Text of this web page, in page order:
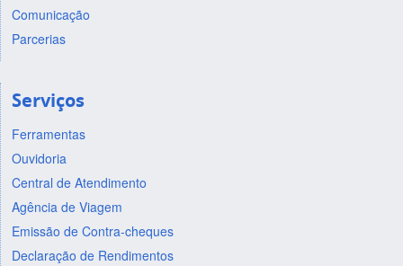
Comunicação
Parcerias
Serviços
Ferramentas
Ouvidoria
Central de Atendimento
Agência de Viagem
Emissão de Contra-cheques
Declaração de Rendimentos